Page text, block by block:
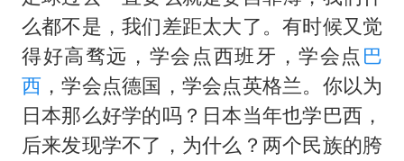
么都不是，我们差距太大了。有时候又觉
得好高骛远，学会点西班牙，学会点 巴
西 ，学会点德国，学会点英格兰。你以为
日本那么好学的吗？日本当年也学巴西，
后来发现学不了，为什么？两个民族的胯